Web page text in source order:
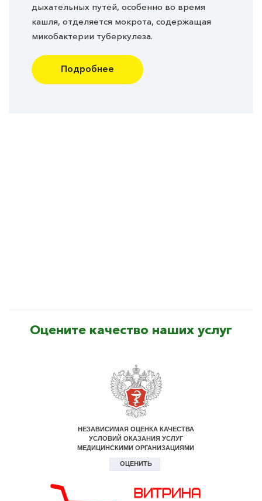
дыхательных путей, особенно во время
кашля, отделяется мокрота, содержащая
микобактерии туберкулеза.
Подробнее
Оцените качество наших услуг